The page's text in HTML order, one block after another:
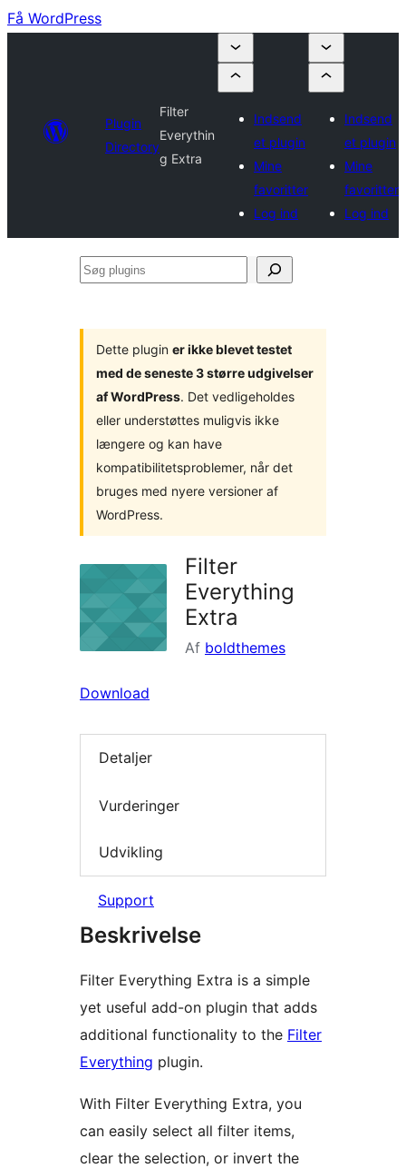
Få WordPress
Plugin
Directory
Filter
Everythin
g Extra
Indsend
et plugin
Mine
favoritter
Log ind
Indsend
et plugin
Mine
favoritter
Log ind
Søg
Dette plugin er ikke blevet testet
med de seneste 3 større udgivelser
af WordPress. Det vedligeholdes
eller understøttes muligvis ikke
længere og kan have
kompatibilitetsproblemer, når det
bruges med nyere versioner af
WordPress.
Filter
Everything
Extra
Af boldthemes
Download
Detaljer
Vurderinger
Udvikling
Support
Beskrivelse
Filter Everything Extra is a simple
yet useful add-on plugin that adds
additional functionality to the Filter
Everything plugin.
With Filter Everything Extra, you
can easily select all filter items,
clear the selection, or invert the